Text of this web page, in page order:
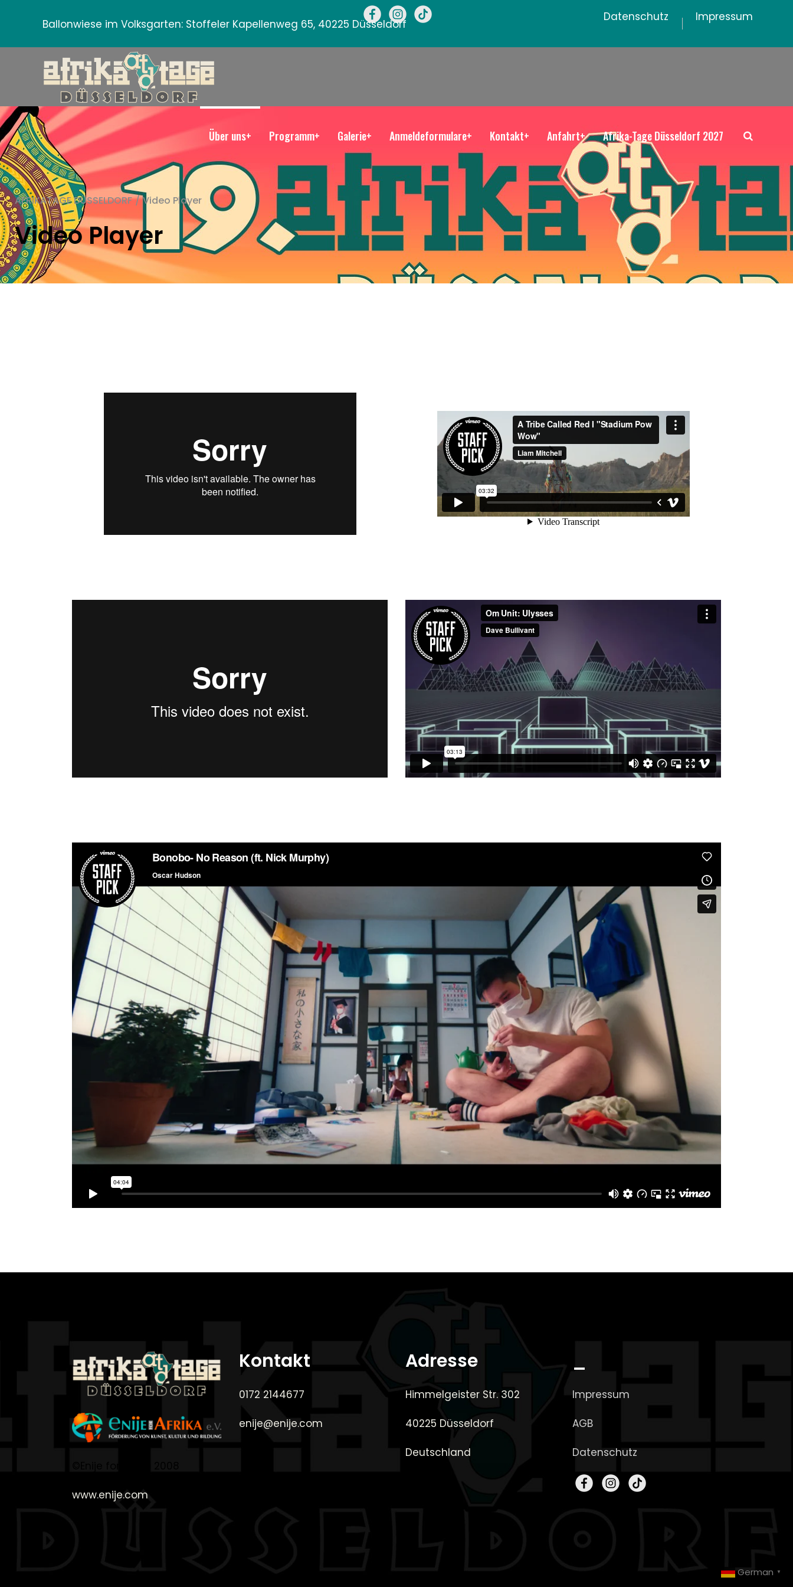
Ballonwiese im Volksgarten: Stoffeler Kapellenweg 65, 40225 Düsseldorf
Datenschutz Impressum
Über uns+ Programm+ Galerie+ Anmeldeformulare+ Kontakt+ Anfahrt+ Afrika-Tage Düsseldorf 2027
AFRIKATAGE DÜSSELDORF / Video Player
Video Player
www.enije.com
Kontakt
0172 2144677
enije@enije.com
Adresse
Himmelgeister Str. 302
40225 Düsseldorf
Deutschland
_
Impressum
AGB
Datenschutz
German ▼